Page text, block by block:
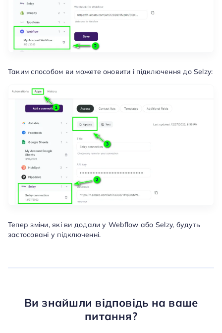
Таким способом ви можете оновити і підключення до Selzy:
Тепер зміни, які ви додали у Webflow або Selzy, будуть
застосовані у підключенні.
Ви знайшли відповідь на ваше
питання?